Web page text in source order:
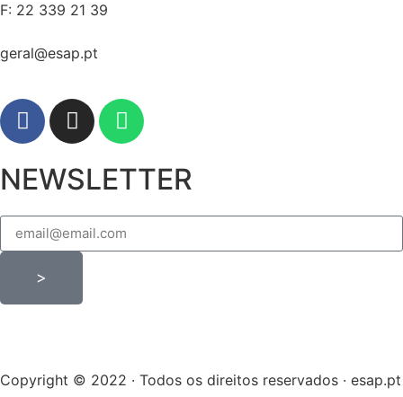
F: 22 339 21 39
geral@esap.pt
NEWSLETTER
>
Copyright © 2022 · Todos os direitos reservados · esap.pt